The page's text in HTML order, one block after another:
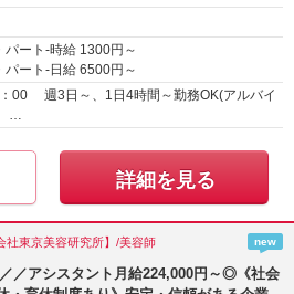
パート-時給 1300円～
パート-日給 6500円～
00 週3日～、1日4時間～勤務OK(アルバイ
ト・パート） …
詳細を見る
社東京美容研究所】/美容師 new
／アシスタント月給224,000円～◎《社会